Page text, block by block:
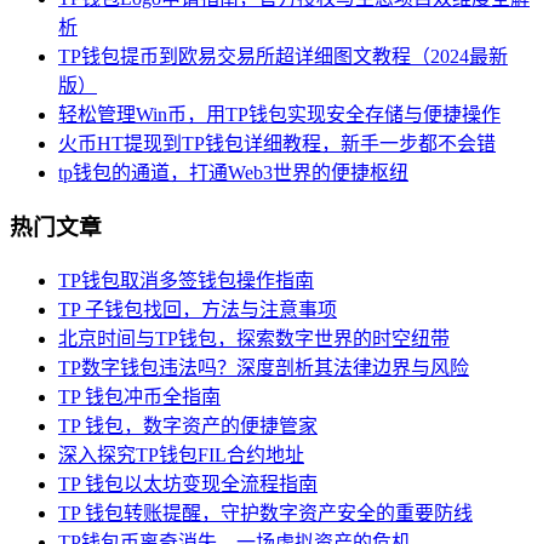
析
TP钱包提币到欧易交易所超详细图文教程（2024最新
版）
轻松管理Win币，用TP钱包实现安全存储与便捷操作
火币HT提现到TP钱包详细教程，新手一步都不会错
tp钱包的通道，打通Web3世界的便捷枢纽
热门文章
TP钱包取消多签钱包操作指南
TP 子钱包找回，方法与注意事项
北京时间与TP钱包，探索数字世界的时空纽带
TP数字钱包违法吗？深度剖析其法律边界与风险
TP 钱包冲币全指南
TP 钱包，数字资产的便捷管家
深入探究TP钱包FIL合约地址
TP 钱包以太坊变现全流程指南
TP 钱包转账提醒，守护数字资产安全的重要防线